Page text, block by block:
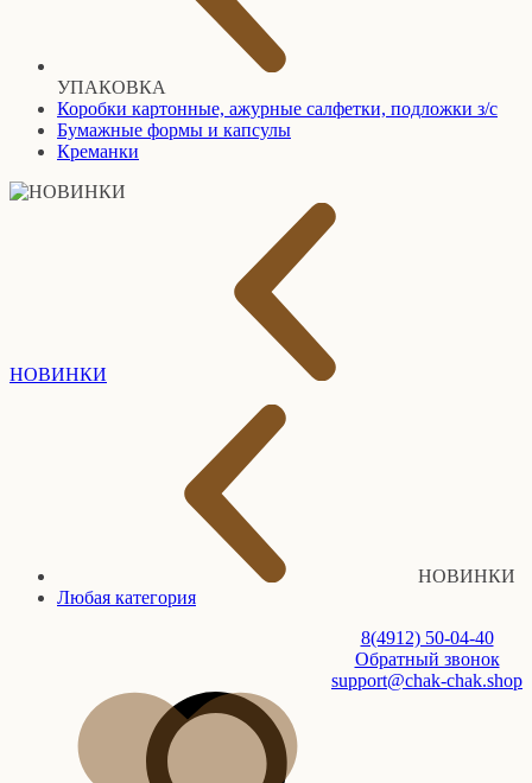
УПАКОВКА
Коробки картонные, ажурные салфетки, подложки з/с
Бумажные формы и капсулы
Креманки
НОВИНКИ
НОВИНКИ
Любая категория
8(4912) 50-04-40
Обратный звонок
support@chak-chak.shop